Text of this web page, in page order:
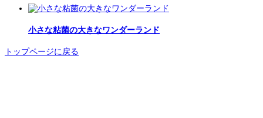
小さな粘菌の大きなワンダーランド
トップページに戻る